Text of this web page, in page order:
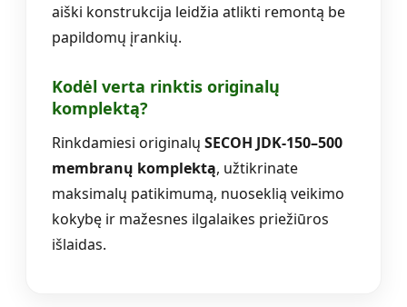
aiški konstrukcija leidžia atlikti remontą be
papildomų įrankių.
Kodėl verta rinktis originalų
komplektą?
Rinkdamiesi originalų SECOH JDK-150–500
membranų komplektą, užtikrinate
maksimalų patikimumą, nuoseklią veikimo
kokybę ir mažesnes ilgalaikes priežiūros
išlaidas.